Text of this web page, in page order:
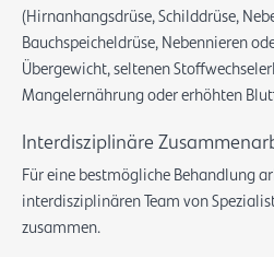
(Hirnanhangsdrüse, Schilddrüse,
Bauchspeicheldrüse, Nebennieren
Übergewicht, seltenen
Mangelernährung oder erhöhten
Interdisziplinäre
Für eine bestmögliche Behandlung
interdisziplinären Team von
zusammen.